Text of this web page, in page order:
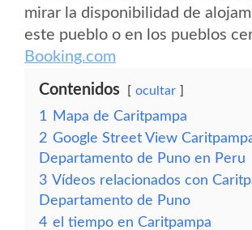
mirar la disponibilidad de
este pueblo o en los pueblos
Booking.com
Contenidos ocultar
1
Mapa de Caritpampa
2 Google Street View
Departamento de Puno en Peru
3 Vídeos relacionados con
Departamento de Puno
4 el tiempo en Caritpampa